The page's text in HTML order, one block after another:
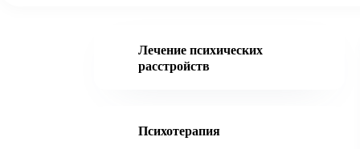
Лечение психических
расстройств
Психотерапия